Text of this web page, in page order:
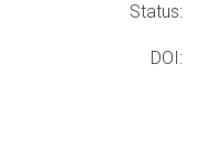
Status:
DOI: